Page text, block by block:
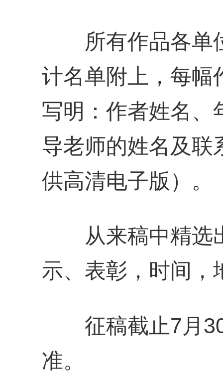
所有作品各单
计名单附上，每幅
写明：作者姓名、
导老师的姓名及联
供高清电子版）。
从来稿中精选
示、表彰，时间，
征稿截止7月30
准。